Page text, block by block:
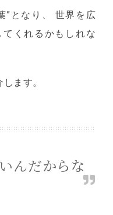
となり、
世界を広
くれるかもしれな
ます。
んだからな